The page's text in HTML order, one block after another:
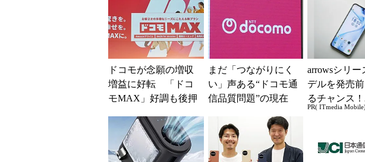
大5....
得なiPhone／
ドコモが念願の増収
増益に好転 「ドコ
モMAX」好調も後押
ユーザー”を重視
まだ「つながりにく
い」声ある“ドコモ通
信品質問題”の現在
す「道半ば」の詳細
解説
arrowsシリー
デルを発売
るチャンス
ー座談会開催
PR( ITmedia